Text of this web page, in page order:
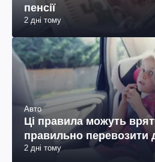
пенсії
2 дні тому
Авто
Ці правила можуть
правильно перевозити
2 дні тому